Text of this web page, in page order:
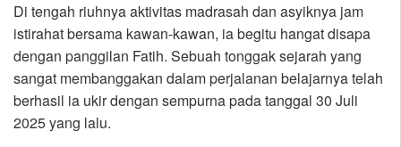
Di tengah riuhnya aktivitas madrasah dan asyiknya jam
istirahat bersama kawan-kawan, ia begitu hangat disapa
dengan panggilan Fatih. Sebuah tonggak sejarah yang
sangat membanggakan dalam perjalanan belajarnya telah
berhasil ia ukir dengan sempurna pada tanggal 30 Juli
2025 yang lalu.